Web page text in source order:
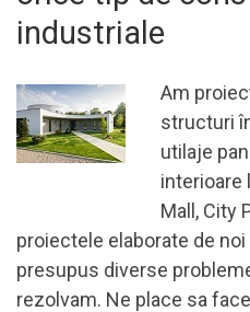
industriale
Am
structuri
utilaje
interioare
Mall, City
proiectele elaborate de
presupus diverse
rezolvam. Ne place sa